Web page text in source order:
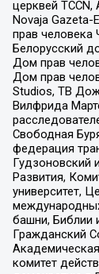
церквей
Novaja Gazeta-
прав
Белорусский
Дом прав
Дом прав
Studios, ТВ
Вилфрида
Свободная
федерация
Гудзоновский
Развития,
университет,
башни, Библии
Гражданский
комитет